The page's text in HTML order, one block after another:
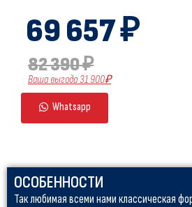
69 657 ₽
82 390 ₽
Ваша выгода 31 900₽
Whatsapp
ОСОБЕННОСТИ
Так любимая всеми нами классическая